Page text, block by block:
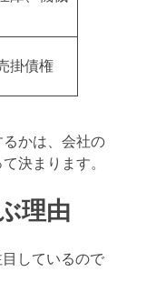
掛債権
かは、会社の
決まります。
理由
しているので